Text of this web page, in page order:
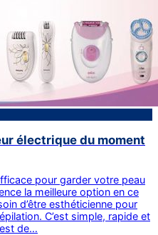
électrique du moment
pour garder votre peau
la meilleure option en ce
d’être esthéticienne pour
C’est simple, rapide et
de…